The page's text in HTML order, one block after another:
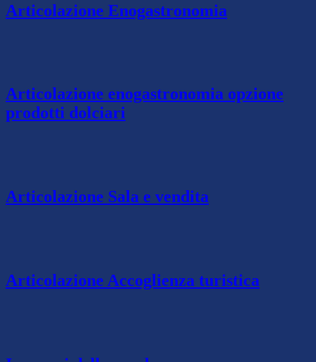
Articolazione Enogastronomia
Articolazione enogastronomia opzione
prodotti dolciari
Articolazione Sala e vendita
Articolazione Accoglienza turistica